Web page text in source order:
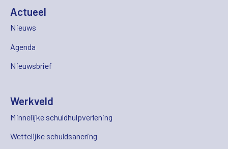
Actueel
Nieuws
Agenda
Nieuwsbrief
Werkveld
Minnelijke schuldhulpverlening
Wettelijke schuldsanering